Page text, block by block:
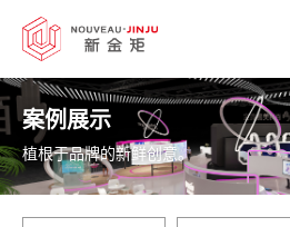
案例展示
植根于品牌的新鲜创意。